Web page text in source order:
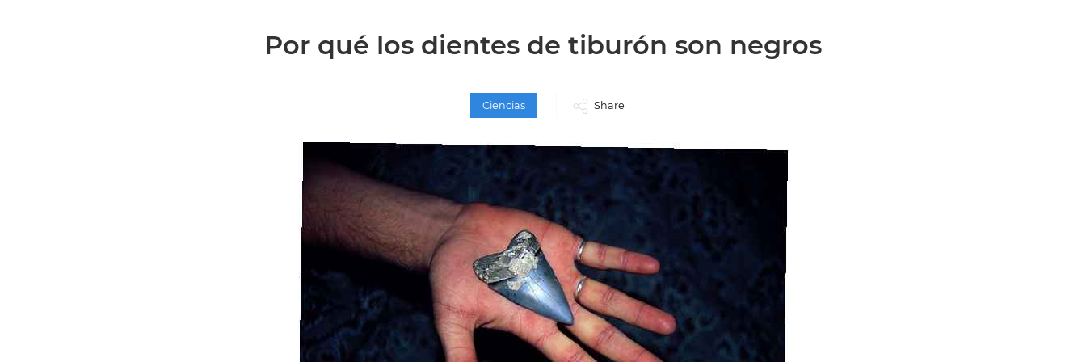
Por qué los dientes de tiburón son negros
Ciencias Share